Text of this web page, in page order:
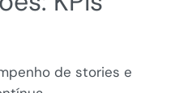
de stories e